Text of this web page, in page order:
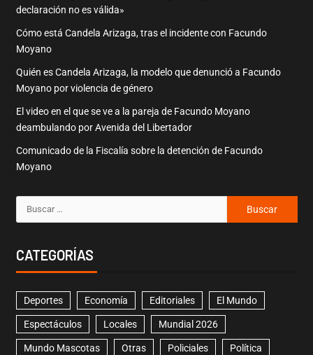
declaración no es válida»
Cómo está Candela Arizaga, tras el incidente con Facundo
Moyano
Quién es Candela Arizaga, la modelo que denunció a Facundo
Moyano por violencia de género
El video en el que se ve a la pareja de Facundo Moyano
deambulando por Avenida del Libertador
Comunicado de la Fiscalía sobre la detención de Facundo
Moyano
CATEGORÍAS
Deportes Economía Editoriales El Mundo
Espectáculos Locales Mundial 2026
Mundo Mascotas Otras Policiales Política